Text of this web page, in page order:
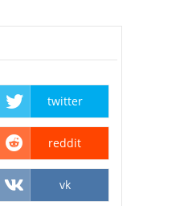
twitter
reddit
vk